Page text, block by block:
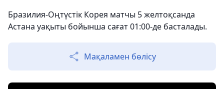
Бразилия-Оңтүстік Корея матчы 5 желтоқсанда
Астана уақыты бойынша сағат 01:00-де басталады.
Мақаламен бөлісу